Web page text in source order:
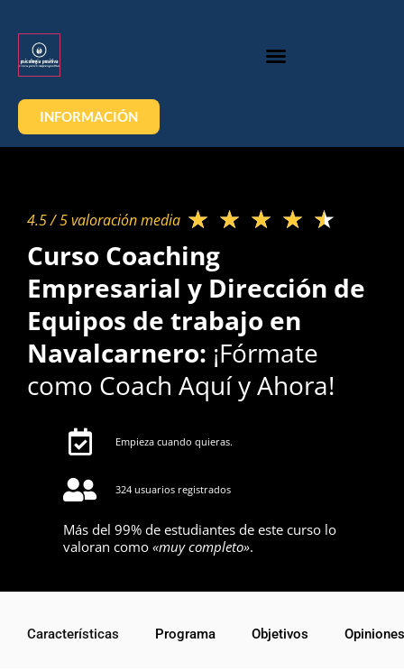
INFORMACIÓN
4.5 / 5 valoración media​ ★ ★ ★ ★ ★
Curso Coaching
Empresarial y Dirección de
Equipos de trabajo en
Navalcarnero: ¡Fórmate
como Coach Aquí y Ahora!
Empieza cuando quieras.
324 usuarios registrados
Más del 99% de estudiantes de este curso lo
valoran como «muy completo».
Características Programa Objetivos Opiniones